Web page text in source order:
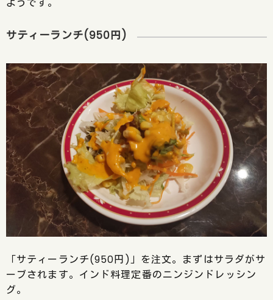
サティーランチ(950円)
「サティーランチ(950円)」を注文。まずはサラダがサ
ーブされます。インド料理定番のニンジンドレッシン
グ。